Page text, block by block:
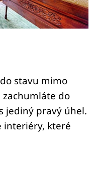
stavu mimo
zachumláte do
jediný pravý úhel.
interiéry, které